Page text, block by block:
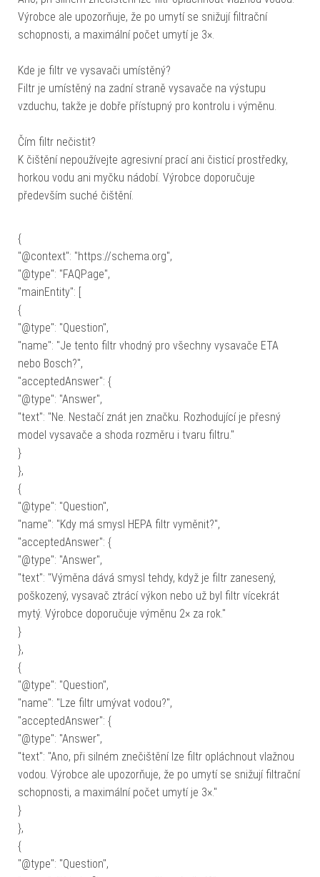
Výrobce ale upozorňuje, že po umytí se snižují filtrační
schopnosti, a maximální počet umytí je 3×.
Kde je filtr ve vysavači umístěný?
Filtr je umístěný na zadní straně vysavače na výstupu
vzduchu, takže je dobře přístupný pro kontrolu i výměnu.
Čím filtr nečistit?
K čištění nepoužívejte agresivní prací ani čisticí prostředky,
horkou vodu ani myčku nádobí. Výrobce doporučuje
především suché čištění.
{
"@context": "https://schema.org",
"@type": "FAQPage",
"mainEntity": [
{
"@type": "Question",
"name": "Je tento filtr vhodný pro všechny vysavače ETA
nebo Bosch?",
"acceptedAnswer": {
"@type": "Answer",
"text": "Ne. Nestačí znát jen značku. Rozhodující je přesný
model vysavače a shoda rozměru i tvaru filtru."
}
},
{
"@type": "Question",
"name": "Kdy má smysl HEPA filtr vyměnit?",
"acceptedAnswer": {
"@type": "Answer",
"text": "Výměna dává smysl tehdy, když je filtr zanesený,
poškozený, vysavač ztrácí výkon nebo už byl filtr vícekrát
mytý. Výrobce doporučuje výměnu 2× za rok."
}
},
{
"@type": "Question",
"name": "Lze filtr umývat vodou?",
"acceptedAnswer": {
"@type": "Answer",
"text": "Ano, při silném znečištění lze filtr opláchnout vlažnou
vodou. Výrobce ale upozorňuje, že po umytí se snižují filtrační
schopnosti, a maximální počet umytí je 3×."
}
},
{
"@type": "Question",